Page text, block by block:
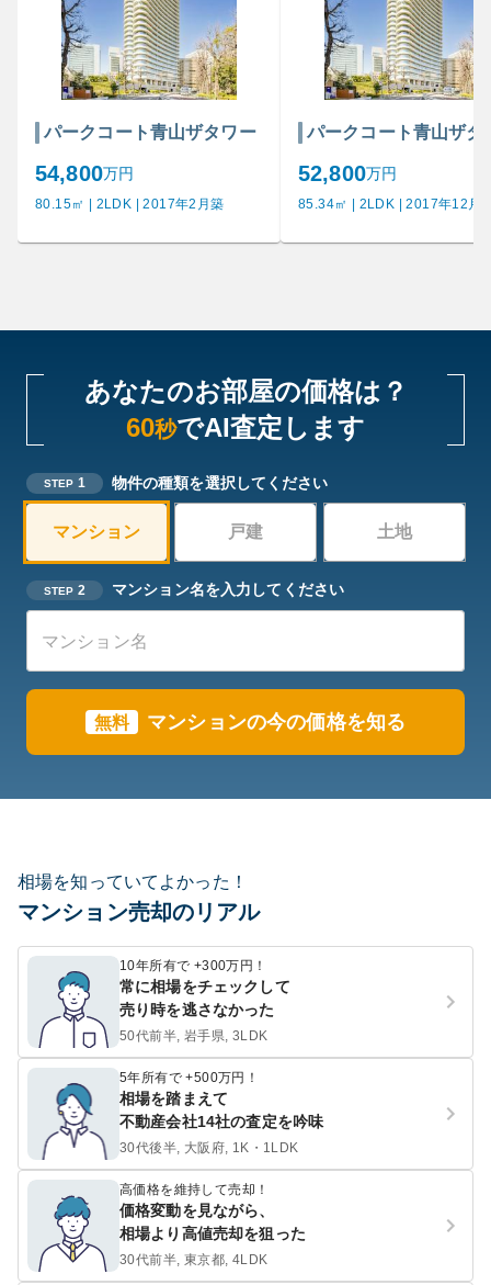
パークコート青山ザタワー
54,800万円
80.15㎡ | 2LDK | 2017年2月築
パークコート青山ザタ
52,800万円
85.34㎡ | 2LDK | 2017年12月
あなたのお部屋の価格は？
60秒でAI査定します
STEP 1 物件の種類を選択してください
マンション 戸建 土地
STEP 2 マンション名を入力してください
無料 マンションの今の価格を知る
相場を知っていてよかった！
マンション売却のリアル
10年所有で +300万円！
常に相場をチェックして
売り時を逃さなかった
50代前半, 岩手県, 3LDK
5年所有で +500万円！
相場を踏まえて
不動産会社14社の査定を吟味
30代後半, 大阪府, 1K・1LDK
高価格を維持して売却！
価格変動を見ながら、
相場より高値売却を狙った
30代前半, 東京都, 4LDK